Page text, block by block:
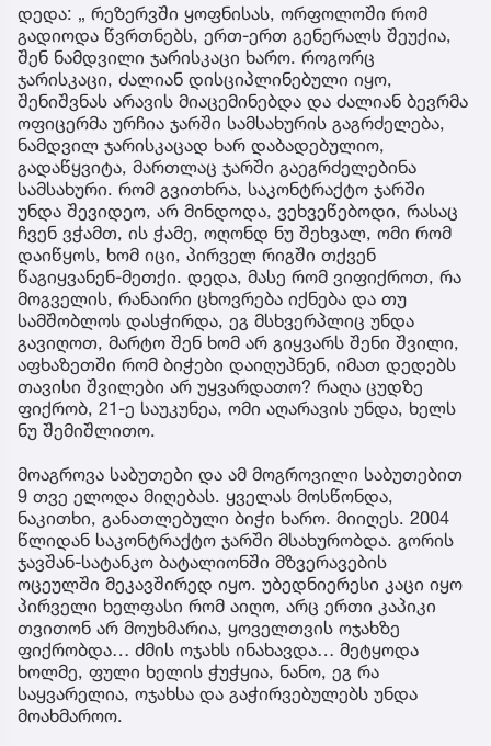
დედა: „ რეზერვში ყოფნისას, ორფოლოში რომ
გადიოდა წვრთნებს, ერთ-ერთ გენერალს შეუქია,
შენ ნამდვილი ჯარისკაცი ხარო. როგორც
ჯარისკაცი, ძალიან დისციპლინებული იყო,
შენიშვნას არავის მიაცემინებდა და ძალიან ბევრმა
ოფიცერმა ურჩია ჯარში სამსახურის გაგრძელება,
ნამდვილ ჯარისკაცად ხარ დაბადებულიო,
გადაწყვიტა, მართლაც ჯარში გაეგრძელებინა
სამსახური. რომ გვითხრა, საკონტრაქტო ჯარში
უნდა შევიდეო, არ მინდოდა, ვეხვეწებოდი, რასაც
ჩვენ ვჭამთ, ის ჭამე, ოღონდ ნუ შეხვალ, ომი რომ
დაიწყოს, ხომ იცი, პირველ რიგში თქვენ
წაგიყვანენ-მეთქი. დედა, მასე რომ ვიფიქროთ, რა
მოგველის, რანაირი ცხოვრება იქნება და თუ
სამშობლოს დასჭირდა, ეგ მსხვერპლიც უნდა
გავიღოთ, მარტო შენ ხომ არ გიყვარს შენი შვილი,
აფხაზეთში რომ ბიჭები დაიღუპნენ, იმათ დედებს
თავისი შვილები არ უყვარდათო? რაღა ცუდზე
ფიქრობ, 21-ე საუკუნეა, ომი აღარავის უნდა, ხელს
ნუ შემიშლითო.
მოაგროვა საბუთები და ამ მოგროვილი საბუთებით
9 თვე ელოდა მიღებას. ყველას მოსწონდა,
ნაკითხი, განათლებული ბიჭი ხარო. მიიღეს. 2004
წლიდან საკონტრაქტო ჯარში მსახურობდა. გორის
ჯავშან-სატანკო ბატალიონში მზვერავების
ოცეულში მეკავშირედ იყო. უბედნიერესი კაცი იყო
პირველი ხელფასი რომ აიღო, არც ერთი კაპიკი
თვითონ არ მოუხმარია, ყოველთვის ოჯახზე
ფიქრობდა… ძმის ოჯახს ინახავდა… მეტყოდა
ხოლმე, ფული ხელის ჭუჭყია, ნანო, ეგ რა
საყვარელია, ოჯახსა და გაჭირვებულებს უნდა
მოახმაროო.